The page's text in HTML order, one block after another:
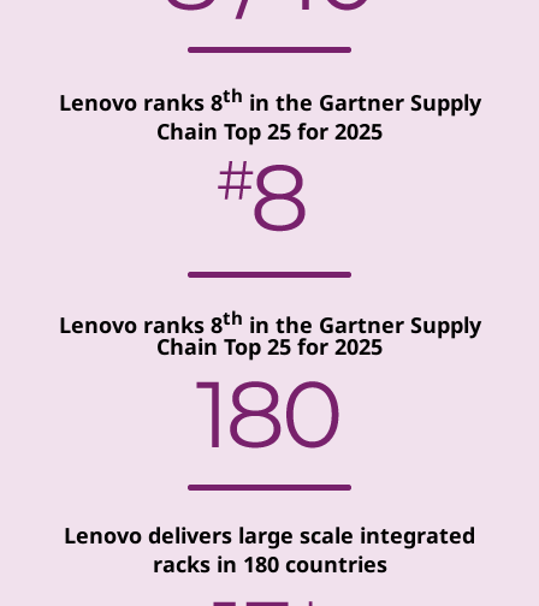
Lenovo ranks 8th in the Gartner Supply
Chain Top 25 for 2025
Lenovo ranks 8th in the Gartner Supply
Chain Top 25 for 2025
Lenovo delivers large scale integrated
racks in 180 countries